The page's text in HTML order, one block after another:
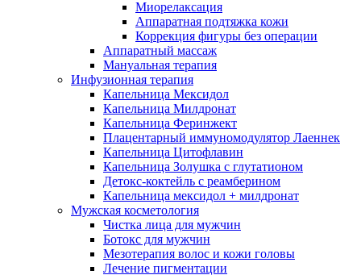
Миорелаксация
Аппаратная подтяжка кожи
Коррекция фигуры без операции
Аппаратный массаж
Мануальная терапия
Инфузионная терапия
Капельница Мексидол
Капельница Милдронат
Капельница Феринжект
Плацентарный иммуномодулятор Лаеннек
Капельница Цитофлавин
Капельница Золушка с глутатионом
Детокс-коктейль с реамберином
Капельница мексидол + милдронат
Мужская косметология
Чистка лица для мужчин
Ботокс для мужчин
Мезотерапия волос и кожи головы
Лечение пигментации